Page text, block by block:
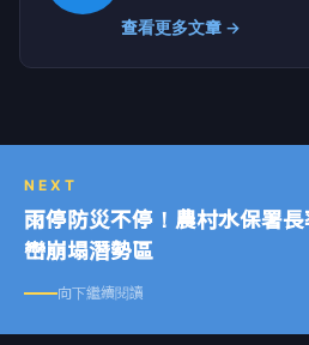
查看更多文章 →
NEXT
雨停防災不停！農村水保署
巒崩塌潛勢區
向下繼續閱讀